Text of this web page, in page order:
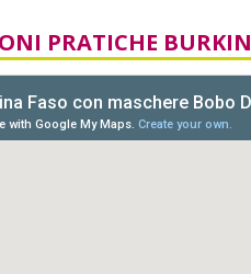
PRATICHE